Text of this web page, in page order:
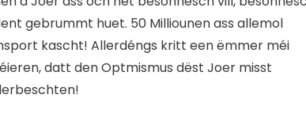
gebrummt huet. 50 Milliounen ass allemol
kascht! Allerdéngs kritt een ëmmer méi
datt den Optmismus dëst Joer misst